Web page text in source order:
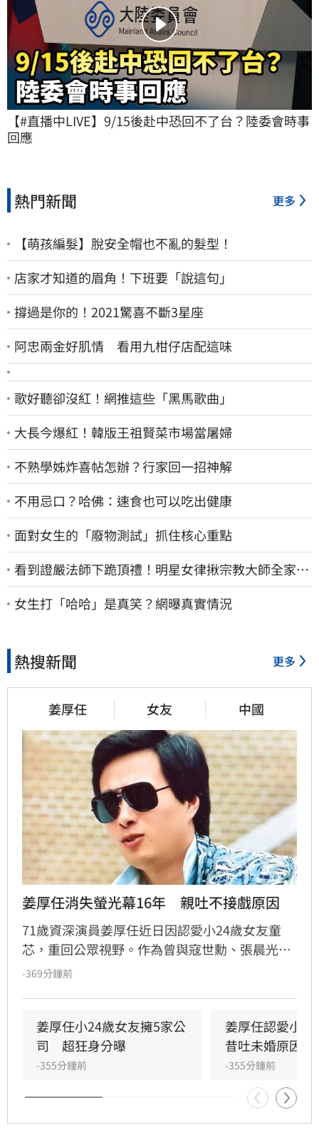
【#直播中LIVE】9/15後赴中恐回不了台？陸委會時事
回應
熱門新聞 更多
【萌孩編髮】脫安全帽也不亂的髮型！
店家才知道的眉角！下班要「說這句」
撐過是你的！2021驚喜不斷3星座
阿忠兩金好肌情 看用九柑仔店配這味
歌好聽卻沒紅！網推這些「黑馬歌曲」
大長今爆紅！韓版王祖賢菜市場當屠婦
不熟學姊炸喜帖怎辦？行家回一招神解
不用忌口？哈佛：速食也可以吃出健康
面對女生的「廢物測試」抓住核心重點
看到證嚴法師下跪頂禮！明星女律揪宗教大師全家詐
慈濟…全家爽睡黃金堆
女生打「哈哈」是真笑？網曝真實情況
熱搜新聞 更多
姜厚任 女友 中國
姜厚任消失螢光幕16年　親吐不接戲原因
71歲資深演員姜厚任近日因認愛小24歲女友童
芯，重回公眾視野。作為曾與寇世勳、張晨光並
列「中視五虎」的當紅小生，姜厚任憑藉《迷
他坦言因不願從主角淪為配角、且難適應劇組階
級差異，故堅持不接戲。儘管已離開螢光幕多
年，姜厚任仍保持對演藝工作的原則與自我要
求，生活充實且自在，展現出不同於以往的豁達
人生觀。
-369分鐘前
姜厚任小24歲女友擁5家公
司　超狂身分曝
-355分鐘前
姜厚任認愛小
昔吐未婚原因曝
-355分鐘前